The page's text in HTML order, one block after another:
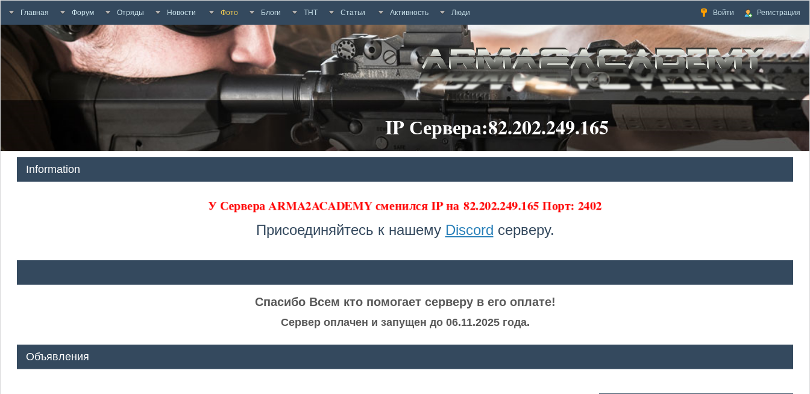
Главная Форум Отряды Новости Фото Блоги ТНТ Статьи Активность Люди Войти Регистрация
IP Сервера:82.202.249.165
Information
У Сервера ARMA2ACADEMY сменился IP на82.202.249.165 Порт: 2402
Присоединяйтесь к нашему Discord серверу.
Спасибо Всем кто помогает серверу в его оплате!
Сервер оплачен и запущен до 06.11.2025 года.
Объявления